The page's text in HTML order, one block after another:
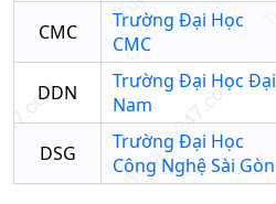
CMC
Trường Đại Học
CMC
DDN
Trường Đại Học Đại
Nam
DSG
Trường Đại Học
Công Nghệ Sài Gòn